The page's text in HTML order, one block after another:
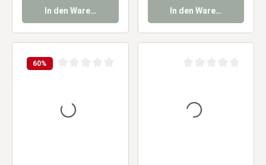
In den Warenkorb In den Warenkorb
60%